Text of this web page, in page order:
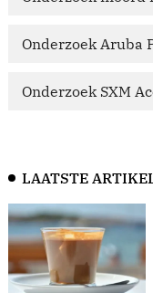
Onderzoek Aruba
Onderzoek SXM
LAATSTE